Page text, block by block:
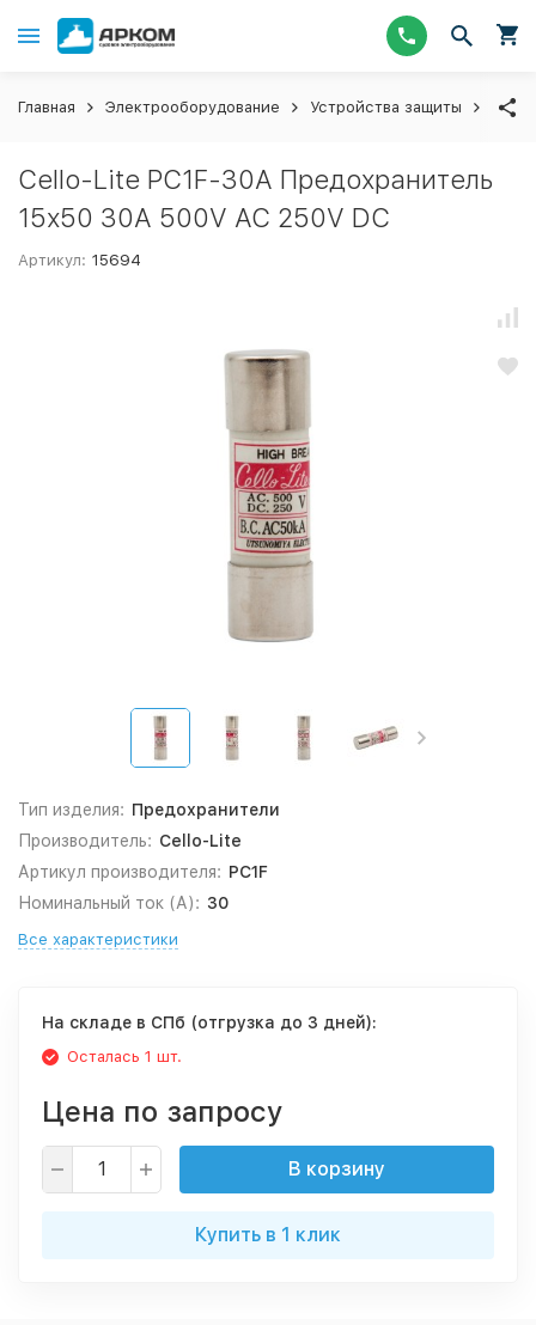
Главная Электрооборудование Устройства защиты
Cello-Lite PC1F-30A Предохранитель
15х50 30A 500V AC 250V DC
Артикул: 15694
Тип изделия: Предохранители
Производитель: Cello-Lite
Артикул производителя: PC1F
Номинальный ток (А): 30
Все характеристики
На складе в СПб (отгрузка до 3 дней):
Осталась 1 шт.
Цена по запросу
В корзину
Купить в 1 клик